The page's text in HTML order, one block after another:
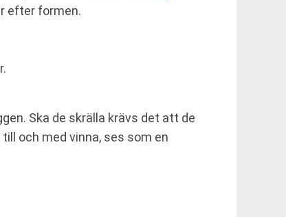
efter formen.
Ska de skrälla krävs det att de
och med vinna, ses som en